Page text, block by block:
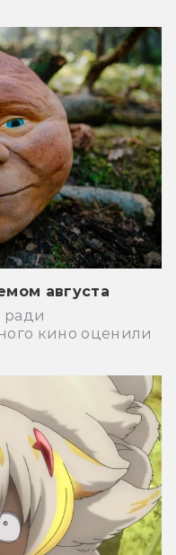
августа
ради
кино оценили